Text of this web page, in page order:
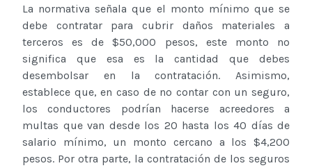
La normativa señala que el monto mínimo que se
debe contratar para cubrir daños materiales a
terceros es de $50,000 pesos, este monto no
significa que esa es la cantidad que debes
desembolsar en la contratación. Asimismo,
establece que, en caso de no contar con un seguro,
los conductores podrían hacerse acreedores a
multas que van desde los 20 hasta los 40 días de
salario mínimo, un monto cercano a los $4,200
pesos. Por otra parte, la contratación de los seguros